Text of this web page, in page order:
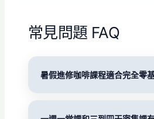
常見問題 FAQ
暑假進修咖啡課程適合完全零